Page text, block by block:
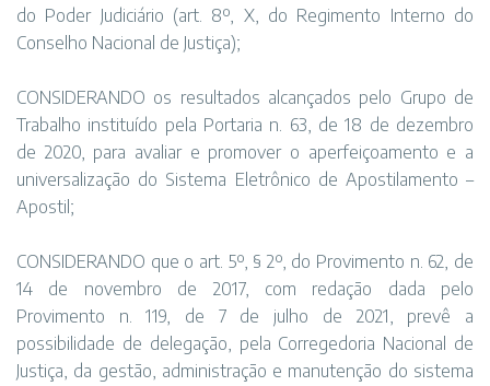
do Poder Judiciário (art. 8º, X, do Regimento Interno do
Conselho Nacional de Justiça);
CONSIDERANDO os resultados alcançados pelo Grupo de
Trabalho instituído pela Portaria n. 63, de 18 de dezembro
de 2020, para avaliar e promover o aperfeiçoamento e a
universalização do Sistema Eletrônico de Apostilamento –
Apostil;
CONSIDERANDO que o art. 5º, § 2º, do Provimento n. 62, de
14 de novembro de 2017, com redação dada pelo
Provimento n. 119, de 7 de julho de 2021, prevê a
possibilidade de delegação, pela Corregedoria Nacional de
Justiça, da gestão, administração e manutenção do sistema